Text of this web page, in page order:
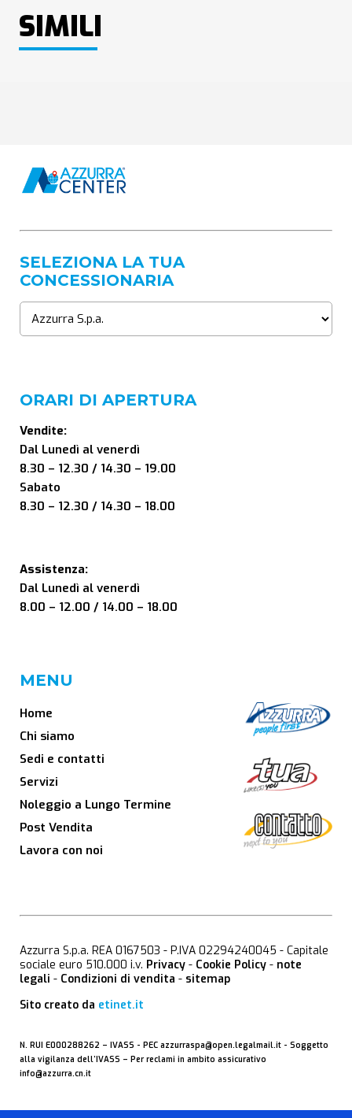
SIMILI
SELEZIONA LA TUA
CONCESSIONARIA
ORARI DI APERTURA
Vendite:
Dal Lunedì al venerdì
8.30 – 12.30 / 14.30 – 19.00
Sabato
8.30 – 12.30 / 14.30 – 18.00
Assistenza:
Dal Lunedì al venerdì
8.00 – 12.00 / 14.00 – 18.00
MENU
Home
Chi siamo
Sedi e contatti
Servizi
Noleggio a Lungo Termine
Post Vendita
Lavora con noi
Azzurra S.p.a. REA 0167503 - P.IVA 02294240045 - Capitale
sociale euro 510.000 i.v. Privacy - Cookie Policy - note
legali - Condizioni di vendita - sitemap
Sito creato da etinet.it
N. RUI E000288262 – IVASS - PEC azzurraspa@open.legalmail.it - Soggetto
alla vigilanza dell’IVASS – Per reclami in ambito assicurativo
info@azzurra.cn.it